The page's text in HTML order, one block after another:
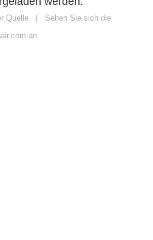
Quelle
Sehen Sie sich die
an